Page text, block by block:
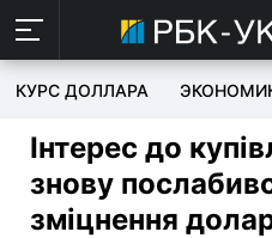
КУРС ДОЛЛАРА
Інтерес до
знову
зміцнення